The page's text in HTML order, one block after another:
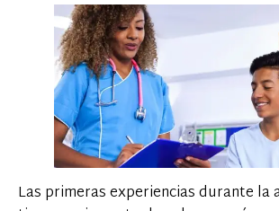
Las primeras experiencias durante la